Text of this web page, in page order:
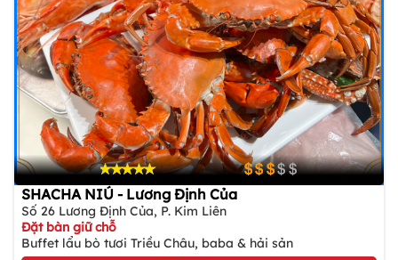
SHACHA NIÚ - Lương Định Của
Số 26 Lương Định Của, P. Kim Liên
Đặt bàn giữ chỗ
Buffet lẩu bò tươi Triều Châu, baba & hải sản